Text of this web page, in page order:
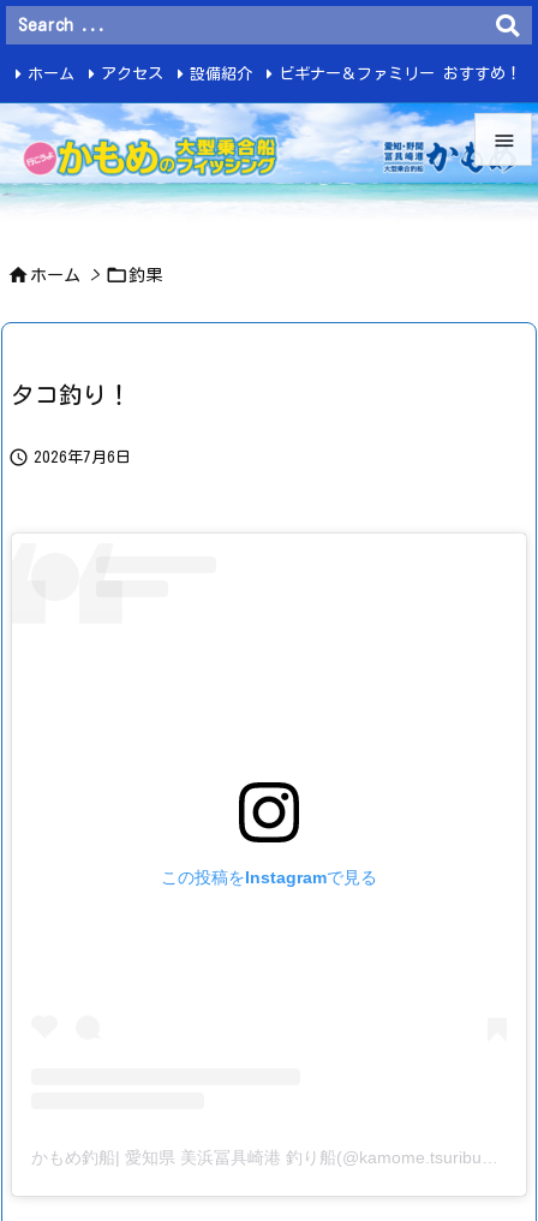


ホーム アクセス 設備紹介 ビギナー＆ファミリー おすすめ！
釣 果
 ホーム > 釣果
タコ釣り！
 2026年7月6日
この投稿をInstagramで見る
かもめ釣船| 愛知県 美浜冨具崎港 釣り船(@kamome.tsuribune_fugusaki)がシェアした投稿